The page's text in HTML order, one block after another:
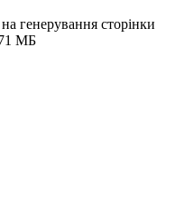
генерування сторінки
МБ